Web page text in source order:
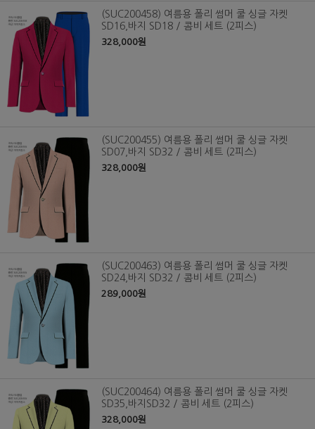
(SUC200458) 여름용 폴리 썸머 쿨 싱글 자켓
SD16,바지 SD18 / 콤비 세트 (2피스)
328,000원
(SUC200455) 여름용 폴리 썸머 쿨 싱글 자켓
SD07,바지 SD32 / 콤비 세트 (2피스)
328,000원
(SUC200463) 여름용 폴리 썸머 쿨 싱글 자켓
SD24,바지 SD32 / 콤비 세트 (2피스)
289,000원
(SUC200464) 여름용 폴리 썸머 쿨 싱글 자켓
SD35,바지SD32 / 콤비 세트 (2피스)
328,000원